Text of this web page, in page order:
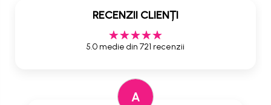
RECENZII CLIENȚI
5.0 medie din 721 recenzii
A